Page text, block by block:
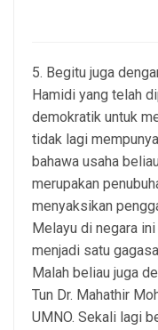
5. Begitu juga
Hamidi yang telah
demokratik untuk
tidak lagi
bahawa usaha
merupakan
menyaksikan
Melayu di negara
menjadi satu
Malah beliau juga
Tun Dr. Mahathir
UMNO. Sekali lagi